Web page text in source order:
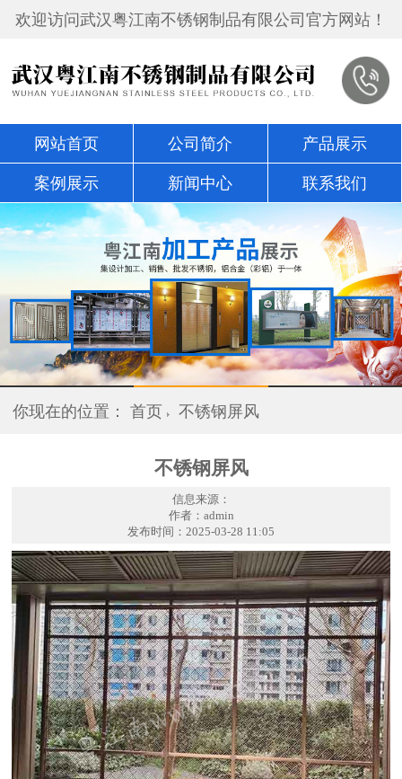
欢迎访问武汉粤江南不锈钢制品有限公司官方网站！
网站首页 公司简介 产品展示
案例展示 新闻中心 联系我们
你现在的位置：首页 不锈钢屏风
不锈钢屏风
信息来源：
作者：admin
发布时间：2025-03-28 11:05